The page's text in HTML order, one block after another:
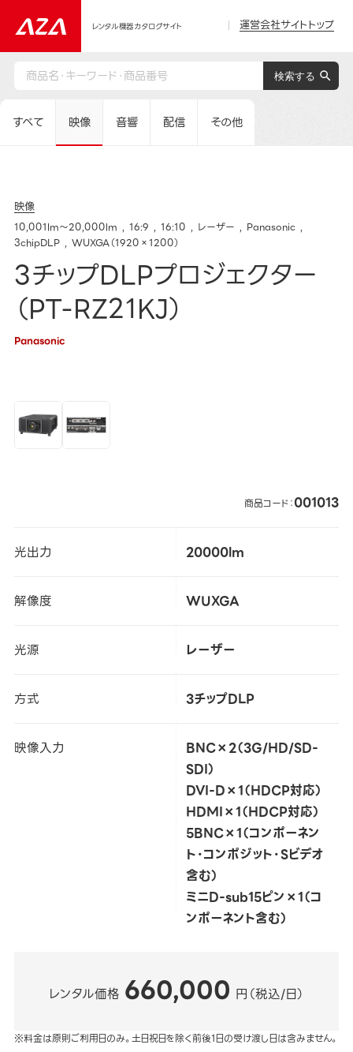
レンタル機器カタログサイト 運営会社サイトトップ
すべて 映像 音響 配信 その他
映像
10,001lm～20,000lm 16:9 16:10 レーザー
Panasonic
3chipDLP
WUXGA（1920×1200）
3チップDLPプロジェクター
（PT-RZ21KJ）
Panasonic
商品コード：001013
光出力 20000lm
解像度 WUXGA
光源 レーザー
方式 3チップDLP
映像入力
BNC×2（3G/HD/SD-
SDI）
DVI-D×1（HDCP対応）
HDMI×1（HDCP対応）
5BNC×1（コンポーネン
ト・コンポジット・Sビデオ
含む）
ミニD-sub15ピン×1（コ
ンポーネント含む）
レンタル価格 660,000 円（税込/日）
※料金は原則ご利用日のみ。土日祝日を除く前後1日の受け渡し日は含みません。